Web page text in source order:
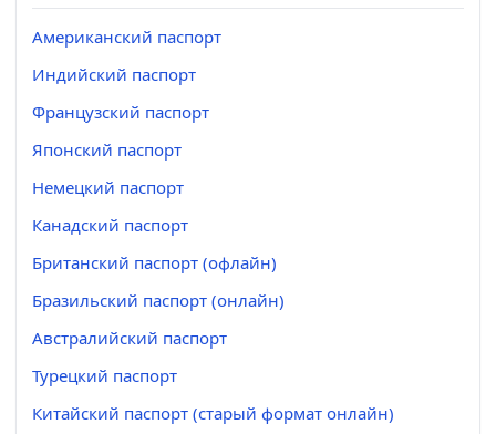
Американский паспорт
Индийский паспорт
Французский паспорт
Японский паспорт
Немецкий паспорт
Канадский паспорт
Британский паспорт (офлайн)
Бразильский паспорт (онлайн)
Австралийский паспорт
Турецкий паспорт
Китайский паспорт (старый формат онлайн)